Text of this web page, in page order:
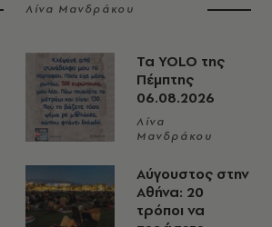
Λίνα Μανδράκου
Τα YOLO της
Πέμπτης
06.08.2026
Λίνα
Μανδράκου
Αύγουστος στην
Αθήνα: 20
τρόποι να